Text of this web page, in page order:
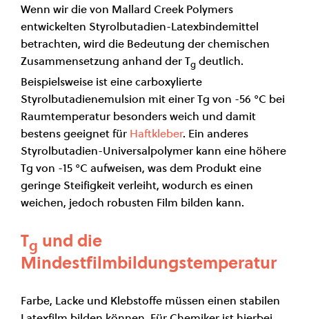
Wenn wir die von Mallard Creek Polymers
entwickelten Styrolbutadien-Latexbindemittel
betrachten, wird die Bedeutung der chemischen
Zusammensetzung anhand der Tg deutlich.
Beispielsweise ist eine carboxylierte
Styrolbutadienemulsion mit einer Tg von -56 °C bei
Raumtemperatur besonders weich und damit
bestens geeignet für Haftkleber. Ein anderes
Styrolbutadien-Universalpolymer kann eine höhere
Tg von -15 °C aufweisen, was dem Produkt eine
geringe Steifigkeit verleiht, wodurch es einen
weichen, jedoch robusten Film bilden kann.
Tg und die
Mindestfilmbildungstemperatur
Farbe, Lacke und Klebstoffe müssen einen stabilen